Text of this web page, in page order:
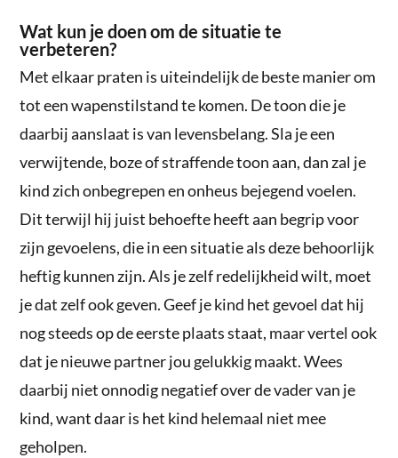
Wat kun je doen om de situatie te
verbeteren?
Met elkaar praten is uiteindelijk de beste manier om
tot een wapenstilstand te komen. De toon die je
daarbij aanslaat is van levensbelang. Sla je een
verwijtende, boze of straffende toon aan, dan zal je
kind zich onbegrepen en onheus bejegend voelen.
Dit terwijl hij juist behoefte heeft aan begrip voor
zijn gevoelens, die in een situatie als deze behoorlijk
heftig kunnen zijn. Als je zelf redelijkheid wilt, moet
je dat zelf ook geven. Geef je kind het gevoel dat hij
nog steeds op de eerste plaats staat, maar vertel ook
dat je nieuwe partner jou gelukkig maakt. Wees
daarbij niet onnodig negatief over de vader van je
kind, want daar is het kind helemaal niet mee
geholpen.